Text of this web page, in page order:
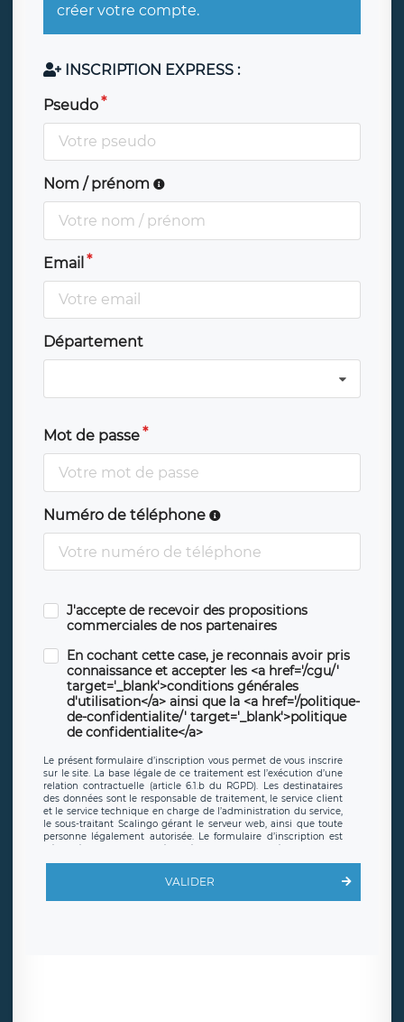
créer votre compte.
INSCRIPTION EXPRESS :
Pseudo
Nom / prénom
Email
Département
Mot de passe
Numéro de téléphone
J'accepte de recevoir des propositions
commerciales de nos partenaires
En cochant cette case, je reconnais avoir pris
connaissance et accepter les <a href='/cgu/'
target='_blank'>conditions générales
d'utilisation</a> ainsi que la <a href='/politique-
de-confidentialite/' target='_blank'>politique
de confidentialite</a>
Le présent formulaire d’inscription vous permet de vous inscrire
sur le site. La base légale de ce traitement est l’exécution d’une
relation contractuelle (article 6.1.b du RGPD). Les destinataires
des données sont le responsable de traitement, le service client
et le service technique en charge de l’administration du service,
le sous-traitant Scalingo gérant le serveur web, ainsi que toute
personne légalement autorisée. Le formulaire d’inscription est
offrant desclauses de protection conformes au RGPD. Les
en sollicite la suppression, étant entendu que vous pouvez
demander la suppression de vos données et retirer votre
VALIDER